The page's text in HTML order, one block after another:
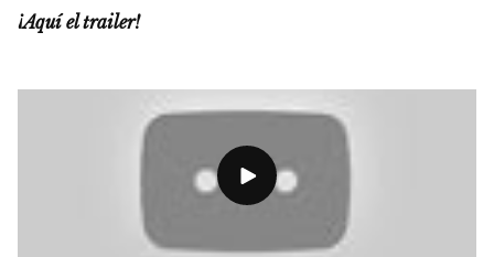
¡Aquí el trailer!